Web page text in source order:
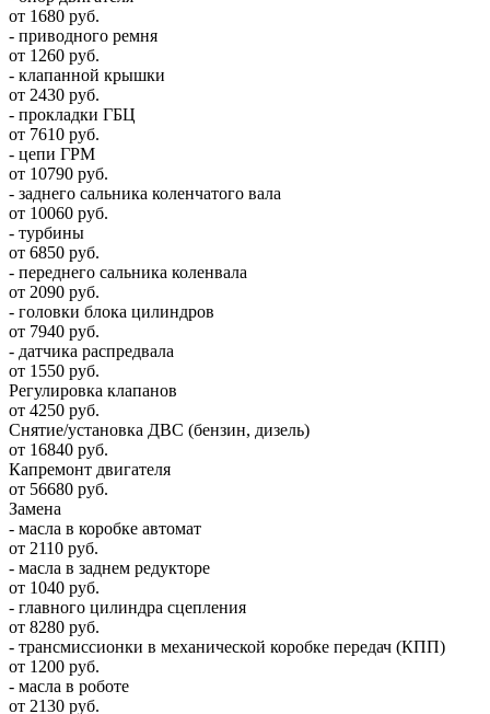
от 1680 руб.
- приводного ремня
от 1260 руб.
- клапанной крышки
от 2430 руб.
- прокладки ГБЦ
от 7610 руб.
- цепи ГРМ
от 10790 руб.
- заднего сальника коленчатого вала
от 10060 руб.
- турбины
от 6850 руб.
- переднего сальника коленвала
от 2090 руб.
- головки блока цилиндров
от 7940 руб.
- датчика распредвала
от 1550 руб.
Регулировка клапанов
от 4250 руб.
Снятие/установка ДВС (бензин, дизель)
от 16840 руб.
Капремонт двигателя
от 56680 руб.
Замена
- масла в коробке автомат
от 2110 руб.
- масла в заднем редукторе
от 1040 руб.
- главного цилиндра сцепления
от 8280 руб.
- трансмиссионки в механической коробке передач (КПП)
от 1200 руб.
- масла в роботе
от 2130 руб.